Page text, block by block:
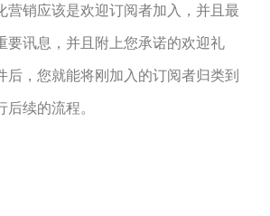
营销应该是欢迎订阅者加入，并且最
要讯息，并且附上您承诺的欢迎礼
后，您就能将刚加入的订阅者归类到
续的流程。